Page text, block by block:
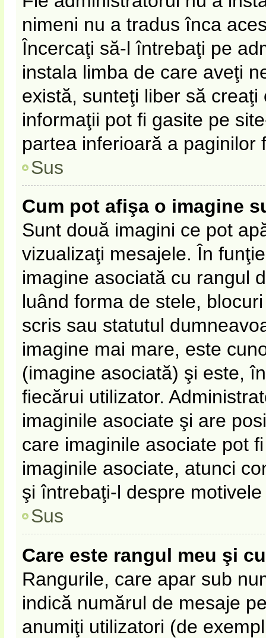
nimeni nu a tradus înca
Încercaţi să-l întrebaţi pe
instala limba de care aveţi
există, sunteţi liber să
informaţii pot fi gasite pe
partea inferioară a paginilor
Sus
Cum pot afişa o imagine
Sunt două imagini ce pot
vizualizaţi mesajele. În
imagine asociată cu rangul
luând forma de stele,
scris sau statutul
imagine mai mare, este
(imagine asociată) şi este,
fiecărui utilizator.
imaginile asociate şi are
care imaginile asociate pot
imaginile asociate, atunci
şi întrebaţi-l despre
Sus
Care este rangul meu şi
Rangurile, care apar sub
indică numărul de mesaje
anumiţi utilizatori (de